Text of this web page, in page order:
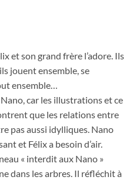
et son grand frère l’adore. Ils
jouent ensemble, se
ensemble…
car les illustrations et ce
que les relations entre
pas aussi idylliques. Nano
et Félix a besoin d’air.
« interdit aux Nano »
dans les arbres. Il réfléchit à